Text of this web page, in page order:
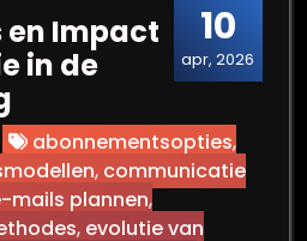
10
apr, 2026
en Impact
in de
abonnementsopties,
, communicatie
mails plannen,
, evolutie van